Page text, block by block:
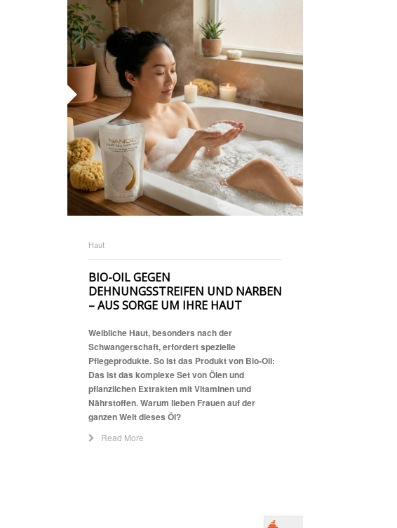
Haut
BIO-OIL GEGEN
DEHNUNGSSTREIFEN UND NARBEN
– AUS SORGE UM IHRE HAUT
Weibliche Haut, besonders nach der
Schwangerschaft, erfordert spezielle
Pflegeprodukte. So ist das Produkt von Bio-Oil:
Das ist das komplexe Set von Ölen und
pflanzlichen Extrakten mit Vitaminen und
Nährstoffen. Warum lieben Frauen auf der
ganzen Welt dieses Öl?
Read More